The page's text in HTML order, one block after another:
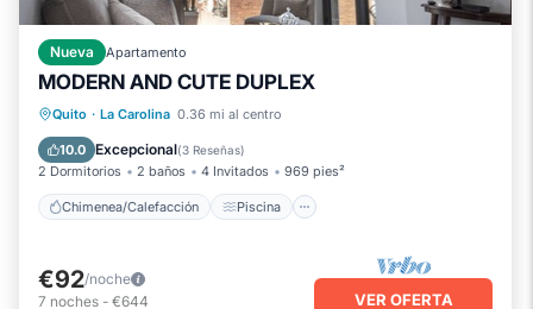
Nueva Apartamento
MODERN AND CUTE DUPLEX
Quito · La Carolina 0.36 mi al centro
10.0 Excepcional(3 Reseñas)
2 Dormitorios 2 baños 4 Invitados 969 pies²
Chimenea/Calefacción Piscina
Chimenea/Calefacción
Balcón/Terraza
€92/noche
7 noches - €644 VER OFERTA